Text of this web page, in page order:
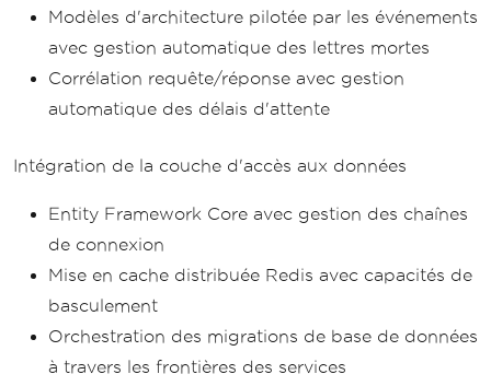
Modèles d'architecture pilotée par les événements
avec gestion automatique des lettres mortes
Corrélation requête/réponse avec gestion
automatique des délais d'attente
Intégration de la couche d'accès aux données
Entity Framework Core avec gestion des chaînes
de connexion
Mise en cache distribuée Redis avec capacités de
basculement
Orchestration des migrations de base de données
à travers les frontières des services